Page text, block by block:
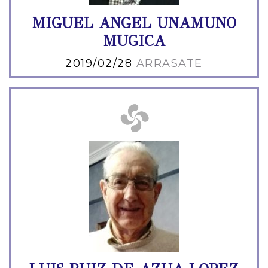
MIGUEL ANGEL UNAMUNO
MUGICA
2019/02/28 ARRASATE